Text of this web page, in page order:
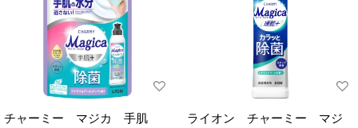
チャーミー マジカ 手肌
ライオン チャーミー マジ